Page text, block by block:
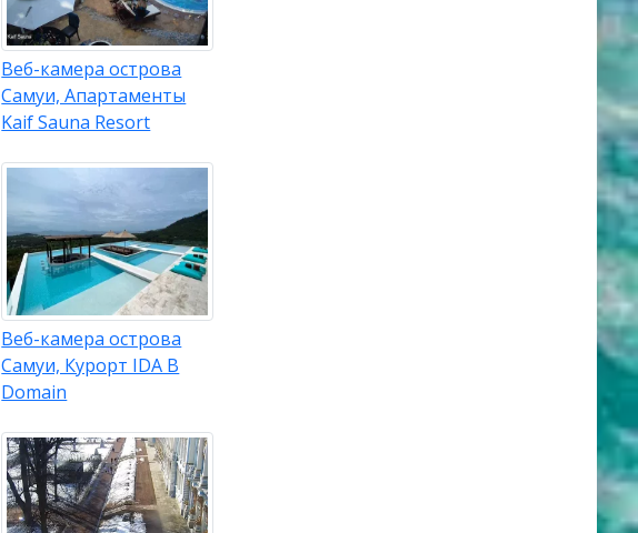
Веб-камера острова
Самуи, Апартаменты
Kaif Sauna Resort
Веб-камера острова
Самуи, Курорт IDA B
Domain